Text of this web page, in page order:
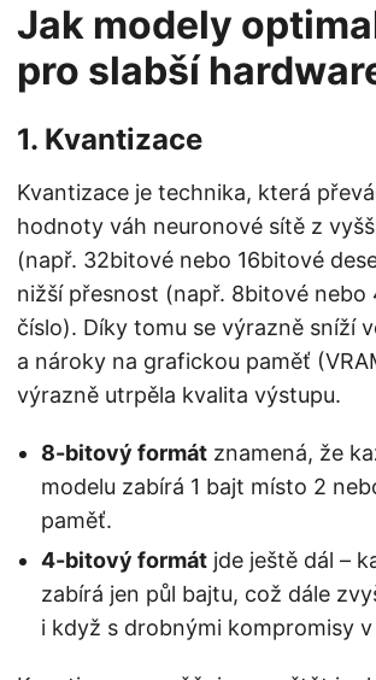
Jak modely
pro slabší
1. Kvantizace
Kvantizace je technika, která
hodnoty váh neuronové sítě z
(např. 32bitové nebo 16bitové
nižší přesnost (např. 8bitové nebo
číslo). Díky tomu se výrazně sníží
a nároky na grafickou paměť
výrazně utrpěla kvalita výstupu.
8-bitový formát znamená, že
modelu zabírá 1 bajt místo 2
paměť.
4-bitový formát jde ještě dál –
zabírá jen půl bajtu, což dále
i když s drobnými kompromisy